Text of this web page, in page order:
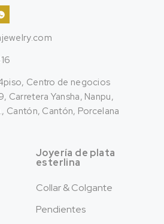
Centro de negocios
Carretera Yansha, Nanpu,
Cantón, Cantón, Porcelana
Joyería de plata
esterlina
Collar & Colgante
Pendientes